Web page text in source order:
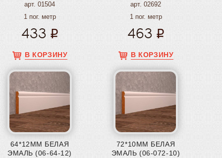
арт. 01504
1 пог. метр
433
В КОРЗИНУ
арт. 02692
1 пог. метр
463
В КОРЗИНУ
64*12ММ БЕЛАЯ
ЭМАЛЬ (06-64-12)
72*10ММ БЕЛАЯ
ЭМАЛЬ (06-072-10)